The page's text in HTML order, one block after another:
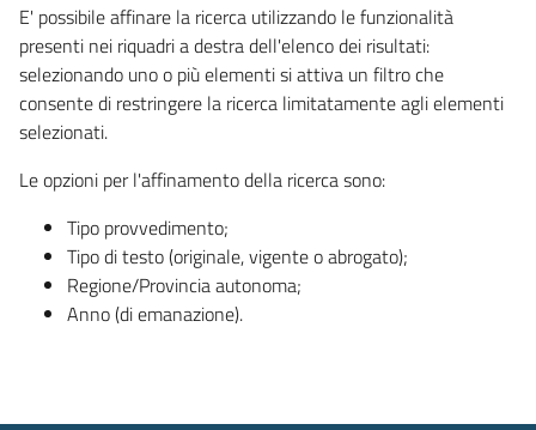
E' possibile affinare la ricerca utilizzando le funzionalità
presenti nei riquadri a destra dell'elenco dei risultati:
selezionando uno o più elementi si attiva un filtro che
consente di restringere la ricerca limitatamente agli elementi
selezionati.
Le opzioni per l'affinamento della ricerca sono:
Tipo provvedimento;
Tipo di testo (originale, vigente o abrogato);
Regione/Provincia autonoma;
Anno (di emanazione).